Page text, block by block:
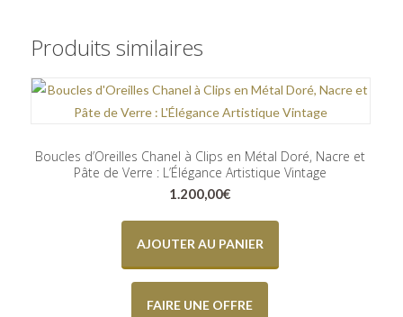
Produits similaires
Boucles d’Oreilles Chanel à Clips en Métal Doré, Nacre et
Pâte de Verre : L’Élégance Artistique Vintage
1.200,00€
AJOUTER AU PANIER
FAIRE UNE OFFRE